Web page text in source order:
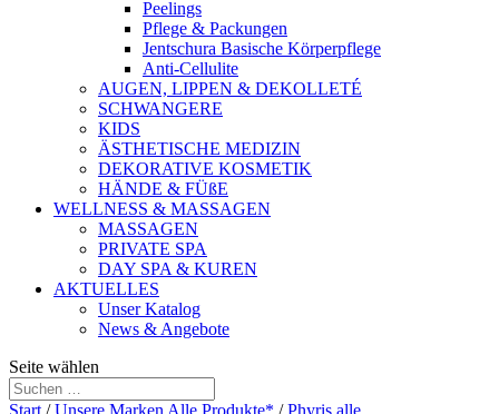
Peelings
Pflege & Packungen
Jentschura Basische Körperpflege
Anti-Cellulite
AUGEN, LIPPEN & DEKOLLETÉ
SCHWANGERE
KIDS
ÄSTHETISCHE MEDIZIN
DEKORATIVE KOSMETIK
HÄNDE & FÜßE
WELLNESS & MASSAGEN
MASSAGEN
PRIVATE SPA
DAY SPA & KUREN
AKTUELLES
Unser Katalog
News & Angebote
Seite wählen
Start /Unsere Marken Alle Produkte* /Phyris alle